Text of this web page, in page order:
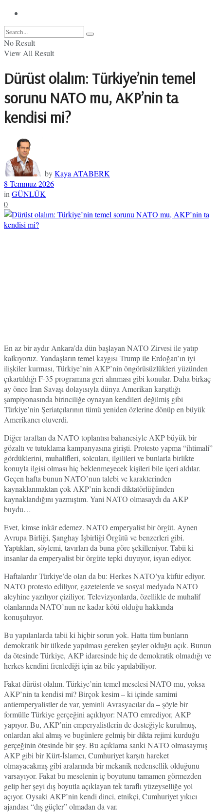
No Result
View All Result
Dürüst olalım: Türkiye’nin temel
sorunu NATO mu, AKP’nin ta
kendisi mi?
byKaya ATABERK
8 Temmuz 2026
in GÜNLÜK
0
En az bir aydır Ankara’da dün başlayan NATO Zirvesi ile yatıp
kalkıyoruz. Yandaşların temel kaygısı Trump ile Erdoğan’ın iyi
ilişkiler kurması, Türkiye’nin AKP’nin öngörüsüzlükleri yüzünden
çıkartıldığı F-35 programına geri alınması gibi konular. Daha birkaç
ay önce İran Savaşı dolayısıyla dünya Amerikan karşıtlığı
şampiyonasında birinciliğe oynayan kendileri değilmiş gibi
Türkiye’nin Şeriatçılarının tümü yeniden özlerine dönüp en büyük
Amerikancı oluverdi.
Diğer taraftan da NATO toplantısı bahanesiyle AKP büyük bir
gözaltı ve tutuklama kampanyasına girişti. Protesto yapma “ihtimali”
gördüklerini, muhalifleri, solcuları, ilgilileri ve bunlarla birlikte
konuyla ilgisi olması hiç beklenmeyecek kişileri bile içeri aldılar.
Geçen hafta bunun NATO’nun talebi ve karakterinden
kaynaklanmaktan çok AKP’nin kendi diktatörlüğünden
kaynaklandığını yazmıştım. Yani NATO olmasaydı da AKP
buydu…
Evet, kimse inkâr edemez. NATO emperyalist bir örgüt. Aynen
Avrupa Birliği, Şanghay İşbirliği Örgütü ve benzerleri gibi.
Yaptıkları, söylemi, tavırları da buna göre şekilleniyor. Tabii ki
insanlar da emperyalist bir örgüte tepki duyuyor, isyan ediyor.
Haftalardır Türkiye’de olan da bu: Herkes NATO’ya küfür ediyor.
NATO protesto ediliyor, gazetelerde ve sosyal medyada NATO
aleyhine yazılıyor çiziliyor. Televizyonlarda, özellikle de muhalif
olanlarında NATO’nun ne kadar kötü olduğu hakkında
konuşuluyor.
Bu yapılanlarda tabii ki hiçbir sorun yok. Hatta tüm bunların
demokratik bir ülkede yapılması gereken şeyler olduğu açık. Bunun
da ötesinde Türkiye, AKP idaresinde hiç de demokratik olmadığı ve
herkes kendini frenlediği için az bile yapılabiliyor.
Fakat dürüst olalım. Türkiye’nin temel meselesi NATO mu, yoksa
AKP’nin ta kendisi mi? Birçok kesim – ki içinde samimi
antiemperyalistler de var, yeminli Avrasyacılar da – şöyle bir
formülle Türkiye gerçeğini açıklıyor: NATO emrediyor, AKP
yapıyor. Bu, AKP’nin emperyalistlerin de desteğiyle kurulmuş,
onlardan akıl almış ve bugünlere gelmiş bir dikta rejimi kurduğu
gerçeğinin ötesinde bir şey. Bu açıklama sanki NATO olmasaymış
AKP gibi bir Kürt-İslamcı, Cumhuriyet karşıtı hareket
olmayacakmış gibi aralarında bir mekanik nedensellik olduğunu
varsayıyor. Fakat bu meselenin iç boyutunu tamamen görmezden
gelip her şeyi dış boyutla açıklayan tek taraflı yüzeyselliğe yol
açıyor. Oysaki AKP’nin kendi dinci, etnikçi, Cumhuriyet yıkıcı
ajandası “dış güçler” olmadan da var.